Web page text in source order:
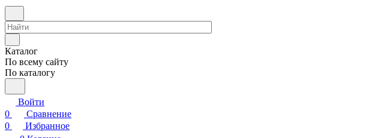
Каталог
По всему сайту
По каталогу
Войти
0
Сравнение
0
Избранное